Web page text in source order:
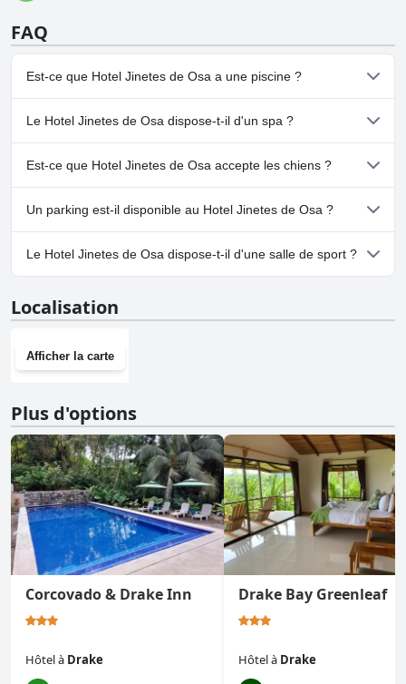
FAQ
Est-ce que Hotel Jinetes de Osa a une piscine ?
Non, Hotel Jinetes de Osa n'a pas de piscine.
Le Hotel Jinetes de Osa dispose-t-il d'un spa ?
Non, il n'y a pas de spa à Hotel Jinetes de Osa.
Est-ce que Hotel Jinetes de Osa accepte les chiens ?
Non, Hotel Jinetes de Osa n'accepte pas les chiens.
Un parking est-il disponible au Hotel Jinetes de Osa ?
Non, il n'y a pas de parking à Hotel Jinetes de Osa.
Le Hotel Jinetes de Osa dispose-t-il d'une salle de sport ?
Localisation
Afficher la carte
Plus d'options
Corcovado & Drake Inn
Hôtelà Drake
Drake Bay Greenleaf
Hôtelà Drake